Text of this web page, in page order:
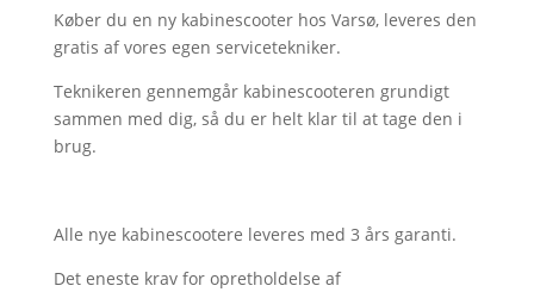
Køber du en ny kabinescooter hos Varsø, leveres den
gratis af vores egen servicetekniker.
Teknikeren gennemgår kabinescooteren grundigt
sammen med dig, så du er helt klar til at tage den i
brug.
Alle nye kabinescootere leveres med 3 års garanti.
Det eneste krav for opretholdelse af